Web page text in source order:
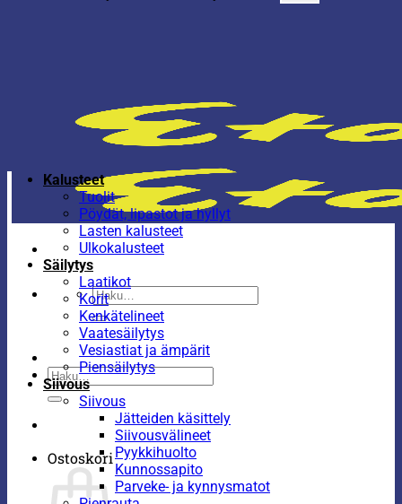
Etsi:
Etsi:
Ostoskori
Kalusteet
Tuolit
Pöydät, lipastot ja hyllyt
Lasten kalusteet
Ulkokalusteet
Säilytys
Laatikot
Korit
Kenkätelineet
Vaatesäilytys
Vesiastiat ja ämpärit
Piensäilytys
Siivous
Siivous
Jätteiden käsittely
Siivousvälineet
Pyykkihuolto
Kunnossapito
Parveke- ja kynnysmatot